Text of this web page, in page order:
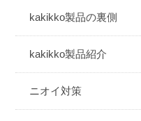
kakikko製品の裏側
kakikko製品紹介
ニオイ対策